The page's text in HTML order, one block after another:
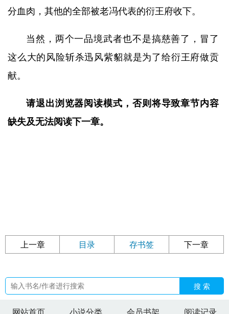
分血肉，其他的全部被老冯代表的衍王府收下。
当然，两个一品境武者也不是搞慈善了，冒了
这么大的风险斩杀迅风紫貂就是为了给衍王府做贡
献。
请退出浏览器阅读模式，否则将导致章节内容
缺失及无法阅读下一章。
上一章 目录 存书签 下一章
搜 索
网站首页 小说分类 会员书架 阅读记录